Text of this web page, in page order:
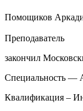
Помощиков
Преподаватель
закончил
Специальность —
Квалификация –